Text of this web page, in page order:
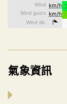
氣象資訊